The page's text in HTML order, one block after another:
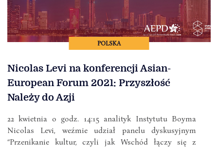
POLSKA
Nicolas Levi na konferencji Asian-
European Forum 2021: Przyszłość
Należy do Azji
22 kwietnia o godz. 14:15 analityk Instytutu Boyma
Nicolas Levi, weźmie udział panelu dyskusyjnym
“Przenikanie kultur, czyli jak Wschód łączy się z